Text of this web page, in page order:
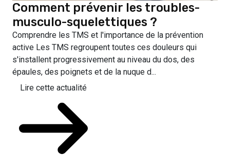
Comment prévenir les troubles-
musculo-squelettiques ?
Comprendre les TMS et l'importance de la prévention
active Les TMS regroupent toutes ces douleurs qui
s'installent progressivement au niveau du dos, des
épaules, des poignets et de la nuque d...
Lire cette actualité